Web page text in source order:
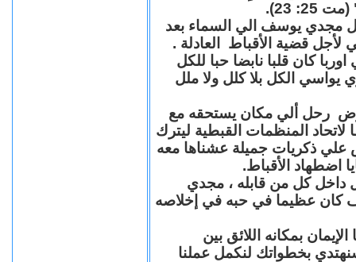
23).
مجدي يوسف الي السماء بعد
قضية الأقباط العادلة .
كان قلبا نابضا حبا للكل
يواسي الكل بلا كلل ولا ملل
رحل ألي مكان يستحقه مع
المنظمات القبطية ليترك
علي ذكريات جميلة عشناها معه
اضطهاد الأقباط.
داخل كل من قابله ، مجدي
عظيما في حبه في إخلاصه
بمكانه اللائق بين
بخطواتك لنكمل عملنا